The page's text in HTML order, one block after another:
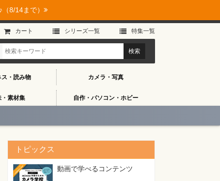
8/14まで）
ス・読み物 カメラ・写真
・素材集 自作・パソコン・ホビー
カート シリーズ⼀覧 特集⼀覧
トピックス
動画で学べるコンテンツ